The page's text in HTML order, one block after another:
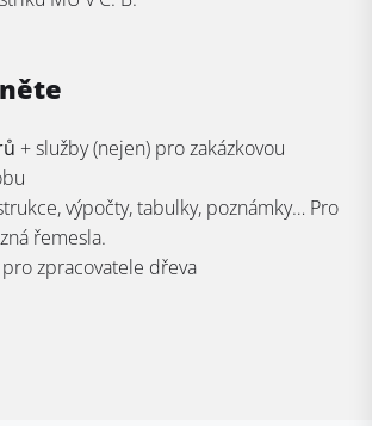
+ služby (nejen) pro zakázkovou
výpočty, tabulky, poznámky… Pro
řemesla.
pro zpracovatele dřeva